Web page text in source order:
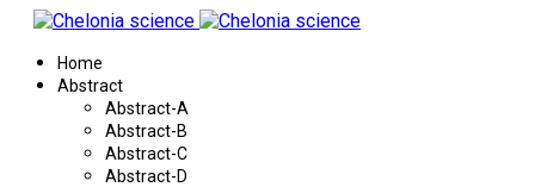
Home
Abstract
Abstract-A
Abstract-B
Abstract-C
Abstract-D